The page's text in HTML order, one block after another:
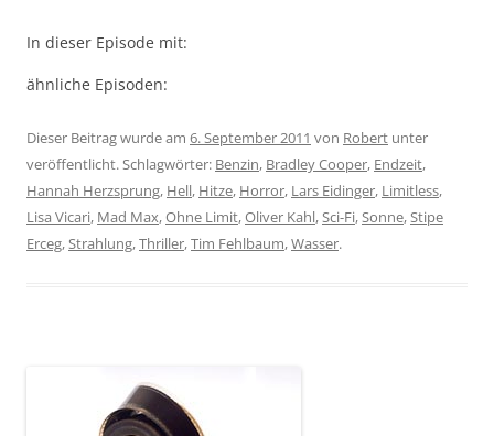
In dieser Episode mit:
ähnliche Episoden:
Dieser Beitrag wurde am 6. September 2011 von Robert unter
veröffentlicht. Schlagwörter: Benzin, Bradley Cooper, Endzeit,
Hannah Herzsprung, Hell, Hitze, Horror, Lars Eidinger, Limitless,
Lisa Vicari, Mad Max,Ohne Limit,Oliver Kahl,Sci-Fi,Sonne,Stipe
Erceg,Strahlung,Thriller,Tim Fehlbaum,Wasser.